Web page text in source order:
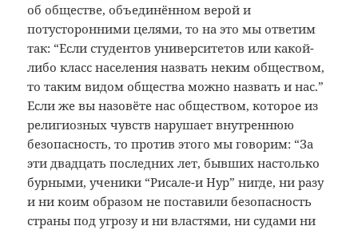
об обществе, объединённом верой и
потусторонними целями, то на это мы ответим
так: “Если студентов университетов или какой-
либо класс населения назвать неким обществом,
то таким видом общества можно назвать и нас.”
Если же вы назовёте нас обществом, которое из
религиозных чувств нарушает внутреннюю
безопасность, то против этого мы говорим: “За
эти двадцать последних лет, бывших настолько
бурными, ученики “Рисале-и Нур” нигде, ни разу
и ни коим образом не поставили безопасность
страны под угрозу и ни властями, ни судами ни